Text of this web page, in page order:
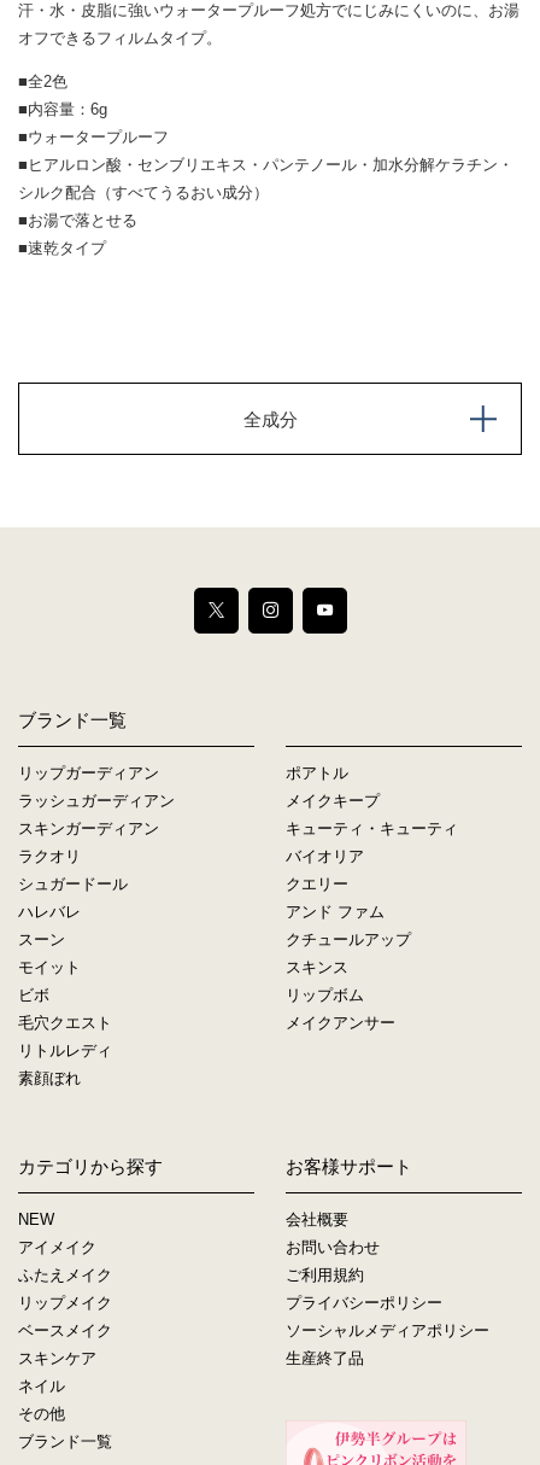
汗・水・皮脂に強いウォータープルーフ処方でにじみにくいのに、お湯
オフできるフィルムタイプ。
■全2色
■内容量：6g
■ウォータープルーフ
■ヒアルロン酸・センブリエキス・パンテノール・加水分解ケラチン・
シルク配合（すべてうるおい成分）
■お湯で落とせる
■速乾タイプ
全成分
ブランド一覧
リップガーディアン
ラッシュガーディアン
スキンガーディアン
ラクオリ
シュガードール
ハレバレ
スーン
モイット
ビボ
毛穴クエスト
リトルレディ
素顔ぼれ
ポアトル
メイクキープ
キューティ・キューティ
バイオリア
クエリー
アンド ファム
クチュールアップ
スキンス
リップボム
メイクアンサー
カテゴリから探す
NEW
アイメイク
ふたえメイク
リップメイク
ベースメイク
スキンケア
ネイル
その他
ブランド一覧
お客様サポート
会社概要
お問い合わせ
ご利用規約
プライバシーポリシー
ソーシャルメディアポリシー
生産終了品